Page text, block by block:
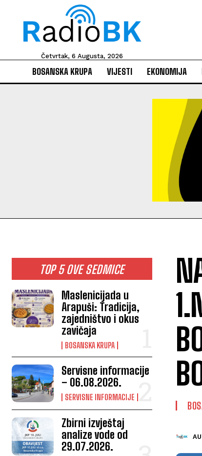
Četvrtak, 6 Augusta, 2026
BOSANSKA KRUPA VIJESTI EKONOMIJA
TOP 5 OVE SEDMICE
Maslenicijada u
Arapuši: Tradicija,
zajedništvo i okus
zavičaja
BOSANSKA KRUPA
Servisne informacije
– 06.08.2026.
SERVISNE INFORMACIJE
Zbirni izvještaj
analize vode od
29.07.2026.